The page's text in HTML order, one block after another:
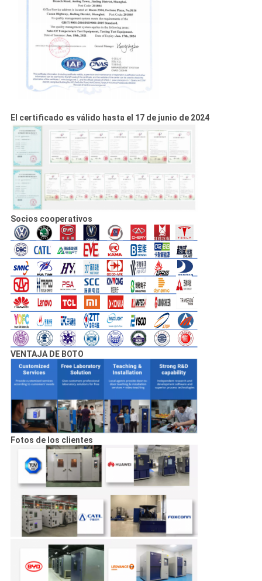
El certificado es válido hasta el 17 de junio de 2024
Socios cooperativos
VENTAJA DE BOTO
Fotos de los clientes